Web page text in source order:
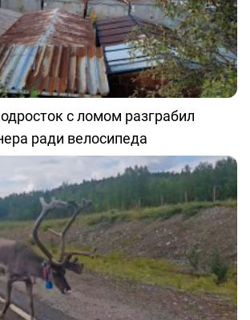
с ломом разграбил
ради велосипеда